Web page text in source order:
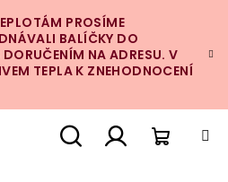
PROSÍME
BALÍČKY DO
NA ADRESU. V
TEPLA K ZNEHODNOCENÍ